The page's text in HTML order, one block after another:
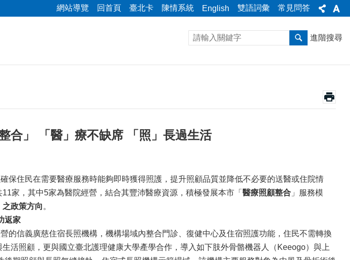
網站導覽 回首頁 臺北卡 陳情系統 English 雙語詞彙 常見問答
進階搜尋
合」 「醫」療不缺席 「照」長過生活
住民在需要醫療服務時能夠即時獲得照護，提升照顧品質並降低不必要的送醫或住院情
家，其中5家為醫院經營，結合其豐沛醫療資源，積極發展本市「 醫療照顧整合 」服務模
之政策方向 。
返家
信義廣慈住宿長照機構，機構場域內整合門診、復健中心及住宿照護功能，住民不需轉換
活照顧，更與國立臺北護理健康大學產學合作，導入如下肢外骨骼機器人（Keeogo）與上